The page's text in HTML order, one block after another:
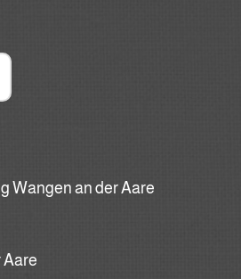
Wangen an der Aare
Aare